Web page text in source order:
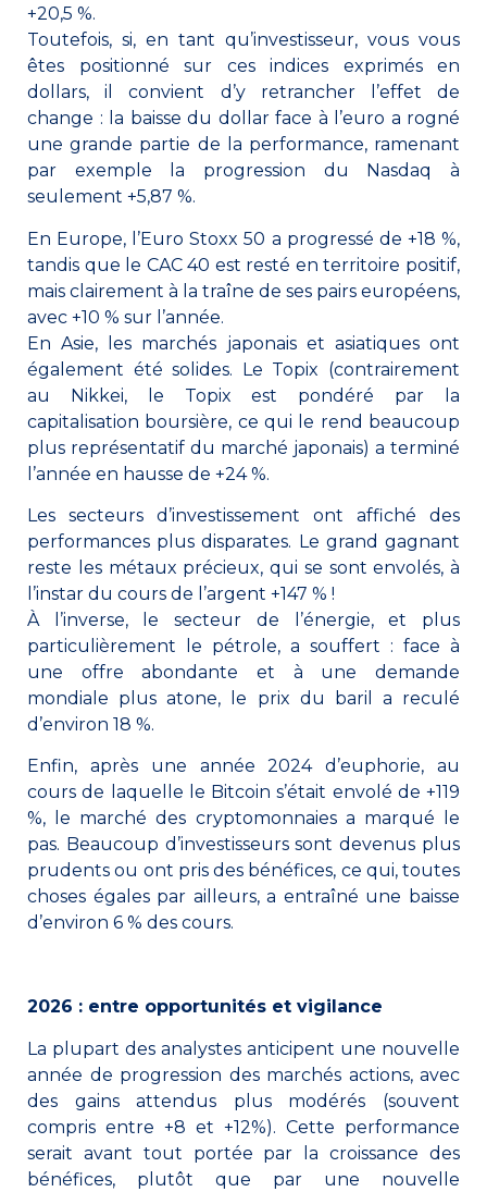
+20,5 %.
Toutefois, si, en tant qu’investisseur, vous vous
êtes positionné sur ces indices exprimés en
dollars, il convient d’y retrancher l’effet de
change : la baisse du dollar face à l’euro a rogné
une grande partie de la performance, ramenant
par exemple la progression du Nasdaq à
seulement +5,87 %.
En Europe, l’Euro Stoxx 50 a progressé de +18 %,
tandis que le CAC 40 est resté en territoire positif,
mais clairement à la traîne de ses pairs européens,
avec +10 % sur l’année.
En Asie, les marchés japonais et asiatiques ont
également été solides. Le Topix (contrairement
au Nikkei, le Topix est pondéré par la
capitalisation boursière, ce qui le rend beaucoup
plus représentatif du marché japonais) a terminé
l’année en hausse de +24 %.
Les secteurs d’investissement ont affiché des
performances plus disparates. Le grand gagnant
reste les métaux précieux, qui se sont envolés, à
l’instar du cours de l’argent +147 % !
À l’inverse, le secteur de l’énergie, et plus
particulièrement le pétrole, a souffert : face à
une offre abondante et à une demande
mondiale plus atone, le prix du baril a reculé
d’environ 18 %.
Enfin, après une année 2024 d’euphorie, au
cours de laquelle le Bitcoin s’était envolé de +119
%, le marché des cryptomonnaies a marqué le
pas. Beaucoup d’investisseurs sont devenus plus
prudents ou ont pris des bénéfices, ce qui, toutes
choses égales par ailleurs, a entraîné une baisse
d’environ 6 % des cours.
2026 : entre opportunités et vigilance
La plupart des analystes anticipent une nouvelle
année de progression des marchés actions, avec
des gains attendus plus modérés (souvent
compris entre +8 et +12%). Cette performance
serait avant tout portée par la croissance des
bénéfices, plutôt que par une nouvelle